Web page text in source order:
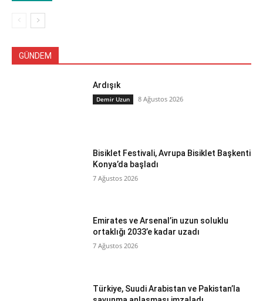
GÜNDEM
Ardışık
Demir Uzun 8 Ağustos 2026
Bisiklet Festivali, Avrupa Bisiklet Başkenti
Konya’da başladı
7 Ağustos 2026
Emirates ve Arsenal’in uzun soluklu
ortaklığı 2033’e kadar uzadı
7 Ağustos 2026
Türkiye, Suudi Arabistan ve Pakistan’la